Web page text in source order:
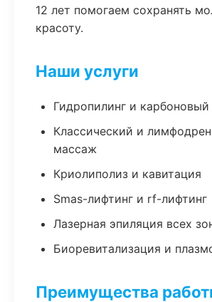
12 лет помогаем сохранять
красоту.
Наши услуги
Гидропилинг и карбоновый
Классический и
массаж
Криолиполиз и кавитация
Smas-лифтинг и rf-лифтинг
Лазерная эпиляция всех
Биоревитализация и
Преимущества